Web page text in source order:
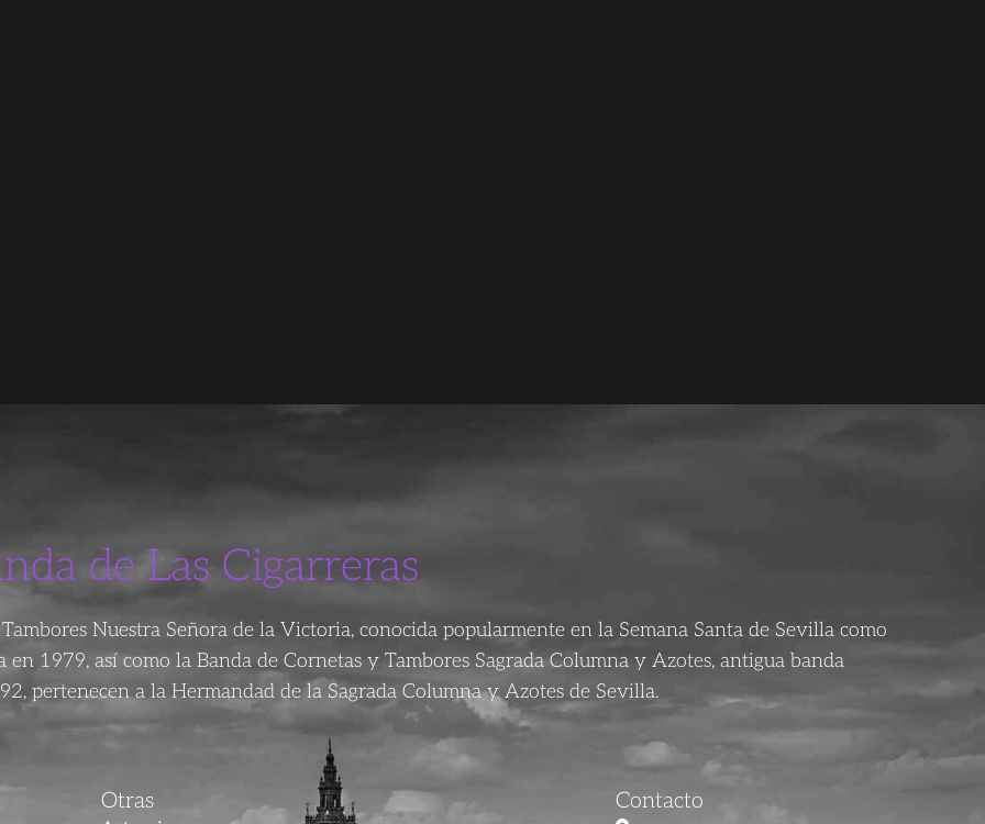
de Las Cigarreras
Nuestra Señora de la Victoria, conocida popularmente en la Semana Santa de Sevilla como
en 1979, así como la Banda de Cornetas y Tambores Sagrada Columna y Azotes, antigua banda
pertenecen a la Hermandad de la Sagrada Columna y Azotes de Sevilla.
Otras Contacto